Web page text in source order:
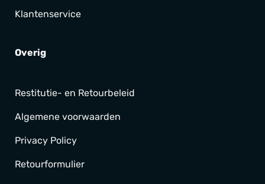
Klantenservice
Overig
Restitutie- en Retourbeleid
Algemene voorwaarden
Privacy Policy
Retourformulier